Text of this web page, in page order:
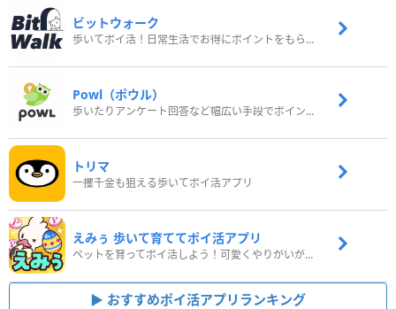
ビットウォーク
歩いてポイ活！日常生活でお得にポイントをもらおう
Powl（ポウル）
歩いたりアンケート回答など幅広い手段でポイントをゲット
トリマ
一攫千金も狙える歩いてポイ活アプリ
えみぅ 歩いて育ててポイ活アプリ
ペットを育ってポイ活しよう！可愛くやりがいがある新感覚アプリ
おすすめポイ活アプリランキング